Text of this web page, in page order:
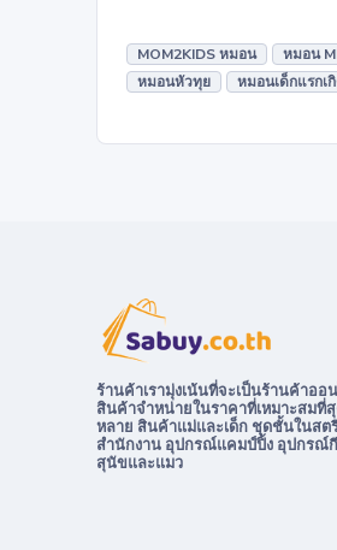
MOM2KIDS หมอน หมอน
หมอนหัวทุย
หมอนเด็กแรกเ
ร้านค้าเรามุ่งเน้นที่จะเป็นร้านค้าอ
สินค้าจำหน่ายในราคาที่เหมาะสมที่
หลาย สินค้าแม่และเด็ก ชุดชั้นในส
สำนักงาน อุปกรณ์แคมป์ปิ้ง อุปกรณ์
สุนัขและแมว